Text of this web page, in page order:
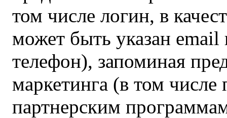
том числе логин, в
может быть указан
телефон), запоминая
маркетинга (в том
партнерским